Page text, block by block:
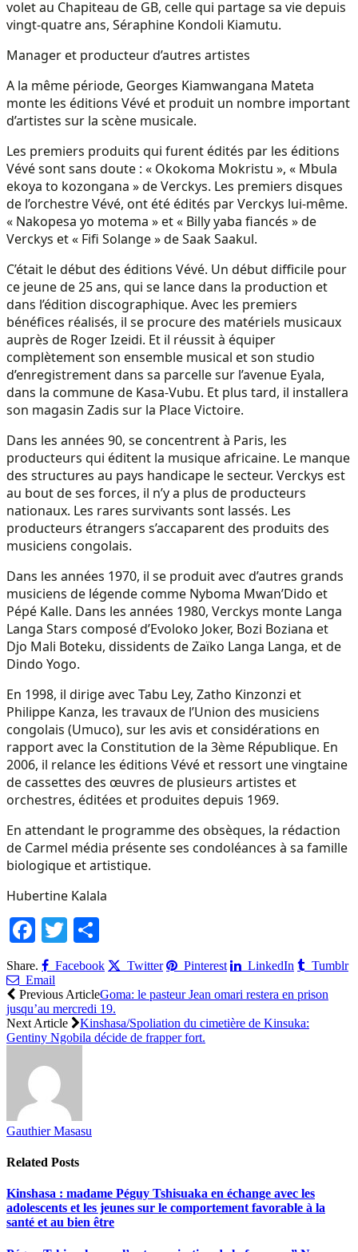
volet au Chapiteau de GB, celle qui partage sa vie depuis
vingt-quatre ans, Séraphine Kondoli Kiamutu.
Manager et producteur d’autres artistes
A la même période, Georges Kiamwangana Mateta
monte les éditions Vévé et produit un nombre important
d’artistes sur la scène musicale.
Les premiers produits qui furent édités par les éditions
Vévé sont sans doute : « Okokoma Mokristu », « Mbula
ekoya to kozongana » de Verckys. Les premiers disques
de l’orchestre Vévé, ont été édités par Verckys lui-même.
« Nakopesa yo motema » et « Billy yaba fiancés » de
Verckys et « Fifi Solange » de Saak Saakul.
C’était le début des éditions Vévé. Un début difficile pour
ce jeune de 25 ans, qui se lance dans la production et
dans l’édition discographique. Avec les premiers
bénéfices réalisés, il se procure des matériels musicaux
auprès de Roger Izeidi. Et il réussit à équiper
complètement son ensemble musical et son studio
d’enregistrement dans sa parcelle sur l’avenue Eyala,
dans la commune de Kasa-Vubu. Et plus tard, il installera
son magasin Zadis sur la Place Victoire.
Dans les années 90, se concentrent à Paris, les
producteurs qui éditent la musique africaine. Le manque
des structures au pays handicape le secteur. Verckys est
au bout de ses forces, il n’y a plus de producteurs
nationaux. Les rares survivants sont lassés. Les
producteurs étrangers s’accaparent des produits des
musiciens congolais.
Dans les années 1970, il se produit avec d’autres grands
musiciens de légende comme Nyboma Mwan’Dido et
Pépé Kalle. Dans les années 1980, Verckys monte Langa
Langa Stars composé d’Evoloko Joker, Bozi Boziana et
Djo Mali Boteku, dissidents de Zaïko Langa Langa, et de
Dindo Yogo.
En 1998, il dirige avec Tabu Ley, Zatho Kinzonzi et
Philippe Kanza, les travaux de l’Union des musiciens
congolais (Umuco), sur les avis et considérations en
rapport avec la Constitution de la 3ème République. En
2006, il relance les éditions Vévé et ressort une vingtaine
de cassettes des œuvres de plusieurs artistes et
orchestres, éditées et produites depuis 1969.
En attendant le programme des obsèques, la rédaction
de Carmel média présente ses condoléances à sa famille
biologique et artistique.
Hubertine Kalala
Facebook
Twitter
Share. Facebook Twitter Pinterest LinkedIn
Tumblr
Email
Previous ArticleGoma: le pasteur Jean omari restera en prison
jusqu’au mercredi 19.
Next Article
Kinshasa/Spoliation du cimetière de Kinsuka:
Gentiny Ngobila décide de frapper fort.
Gauthier Masasu
Related Posts
Kinshasa : madame Péguy Tshisuaka en échange avec les
adolescents et les jeunes sur le comportement favorable à la
santé et au bien être